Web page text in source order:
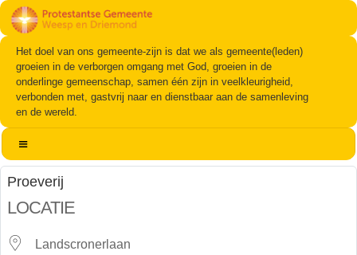
Het doel van ons gemeente-zijn is dat we als gemeente(leden)
groeien in de verborgen omgang met God, groeien in de
onderlinge gemeenschap, samen één zijn in veelkleurigheid,
verbonden met, gastvrij naar en dienstbaar aan de samenleving
en de wereld.
Proeverij
LOCATIE
Landscronerlaan